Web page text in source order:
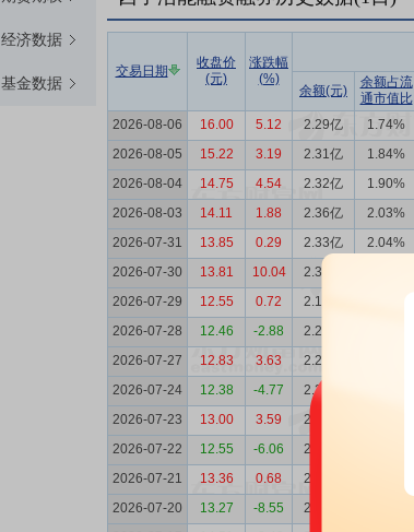
经济数据
基金数据
交易日期
收盘价
(元)
涨跌幅
(%)
余额(元)
余额占流
通市值比
2026-08-06
16.00 5.12 2.29亿 1.74%
2026-08-05
15.22 3.19 2.31亿 1.84%
2026-08-04
14.75 4.54 2.32亿 1.90%
2026-08-03
14.11 1.88 2.36亿 2.03%
2026-07-31
13.85 0.29 2.33亿 2.04%
2026-07-30
13.81 10.04 2.33亿
2026-07-29
12.55 0.72 2.19亿
2026-07-28
12.46 -2.88 2.22亿
2026-07-27
12.83 3.63 2.23亿
2026-07-24
12.38 -4.77 2.24亿
2026-07-23
13.00 3.59 2.27亿
2026-07-22
12.55 -6.06 2.27亿
2026-07-21
13.36 0.68 2.34亿
2026-07-20
13.27 -8.55 2.39亿